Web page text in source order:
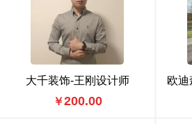
大千装饰-王刚设计师
￥200.00